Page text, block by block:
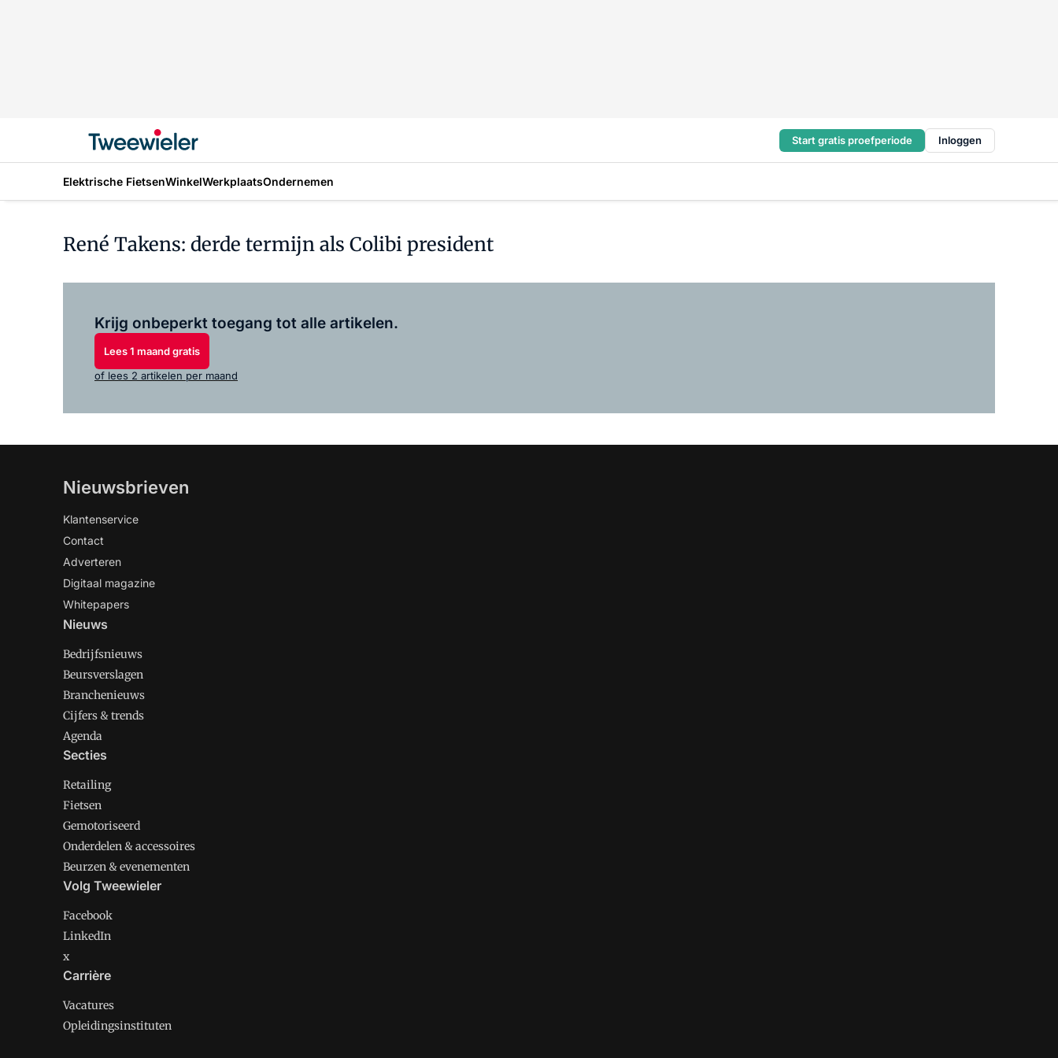
Start gratis proefperiode Inloggen
Elektrische FietsenWinkelWerkplaatsOndernemen
René Takens: derde termijn als Colibi president
Krijg onbeperkt toegang tot alle artikelen.
Lees 1 maand gratis
of lees 2 artikelen per maand
Nieuwsbrieven
Klantenservice
Contact
Adverteren
Digitaal magazine
Whitepapers
Nieuws
Bedrijfsnieuws
Beursverslagen
Branchenieuws
Cijfers & trends
Agenda
Secties
Retailing
Fietsen
Gemotoriseerd
Onderdelen & accessoires
Beurzen & evenementen
Volg Tweewieler
Facebook
LinkedIn
x
Carrière
Vacatures
Opleidingsinstituten